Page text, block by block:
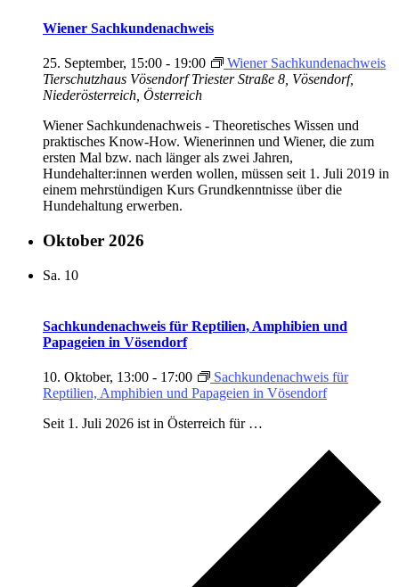
Wiener Sachkundenachweis
25. September, 15:00 - 19:00
Wiener Sachkundenachweis
Tierschutzhaus VösendorfTriester Straße 8, Vösendorf,
Niederösterreich, Österreich
Wiener Sachkundenachweis - Theoretisches Wissen und
praktisches Know-How. Wienerinnen und Wiener, die zum
ersten Mal bzw. nach länger als zwei Jahren,
Hundehalter:innen werden wollen, müssen seit 1. Juli 2019 in
einem mehrstündigen Kurs Grundkenntnisse über die
Hundehaltung erwerben.
Oktober 2026
Sa. 10
Sachkundenachweis für Reptilien, Amphibien und
Papageien in Vösendorf
10. Oktober, 13:00 - 17:00
Sachkundenachweis für
Reptilien, Amphibien und Papageien in Vösendorf
Seit 1. Juli 2026 ist in Österreich für …